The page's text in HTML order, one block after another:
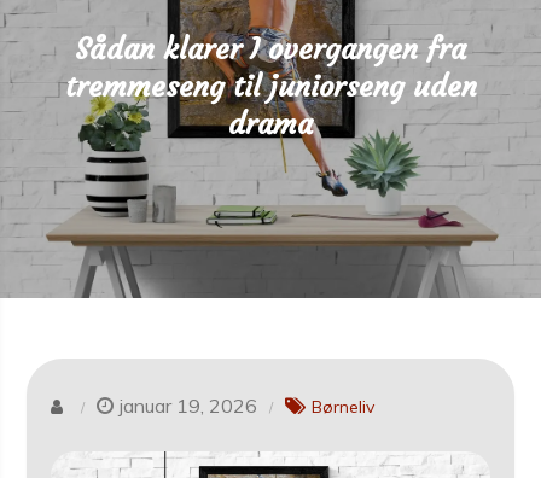
Sådan klarer I overgangen fra
tremmeseng til juniorseng uden
drama
januar 19, 2026 Børneliv